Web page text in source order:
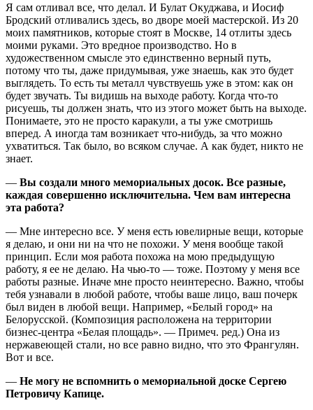
Я сам отливал все, что делал. И Булат Окуджава, и Иосиф
Бродский отливались здесь, во дворе моей мастерской. Из 20
моих памятников, которые стоят в Москве, 14 отлиты здесь
моими руками. Это вредное производство. Но в
художественном смысле это единственно верный путь,
потому что ты, даже придумывая, уже знаешь, как это будет
выглядеть. То есть ты металл чувствуешь уже в этом: как он
будет звучать. Ты видишь на выходе работу. Когда что-то
рисуешь, ты должен знать, что из этого может быть на выходе.
Понимаете, это не просто каракули, а ты уже смотришь
вперед. А иногда там возникает что-нибудь, за что можно
ухватиться. Так было, во всяком случае. А как будет, никто не
знает.
— Вы создали много мемориальных досок. Все разные,
каждая совершенно исключительна. Чем вам интересна
эта работа?
— Мне интересно все. У меня есть ювелирные вещи, которые
я делаю, и они ни на что не похожи. У меня вообще такой
принцип. Если моя работа похожа на мою предыдущую
работу, я ее не делаю. На чью-то — тоже. Поэтому у меня все
работы разные. Иначе мне просто неинтересно. Важно, чтобы
тебя узнавали в любой работе, чтобы ваше лицо, ваш почерк
был виден в любой вещи. Например, «Белый город» на
Белорусской. (Композиция расположена на территории
бизнес-центра «Белая площадь». — Примеч. ред.) Она из
нержавеющей стали, но все равно видно, что это Франгулян.
Вот и все.
— Не могу не вспомнить о мемориальной доске Сергею
Петровичу Капице.